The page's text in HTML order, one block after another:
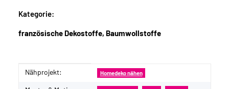
Kategorie:
französische Dekostoffe, Baumwollstoffe
Produkteigenschaft
Wert
Nähprojekt: Homedeko nähen